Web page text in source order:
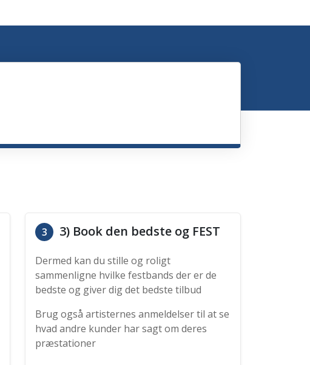
3 3) Book den bedste og FEST
Dermed kan du stille og roligt
sammenligne hvilke festbands der er de
bedste og giver dig det bedste tilbud
Brug også artisternes anmeldelser til at se
hvad andre kunder har sagt om deres
præstationer